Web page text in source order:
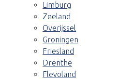
Limburg
Zeeland
Overijssel
Groningen
Friesland
Drenthe
Flevoland